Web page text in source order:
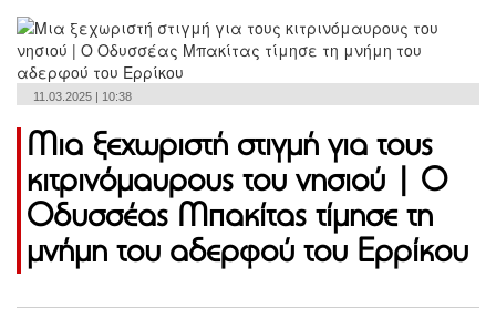
11.03.2025 | 10:38
Μια ξεχωριστή στιγμή για τους
κιτρινόμαυρους του νησιού | Ο
Οδυσσέας Μπακίτας τίμησε τη
μνήμη του αδερφού του Ερρίκου